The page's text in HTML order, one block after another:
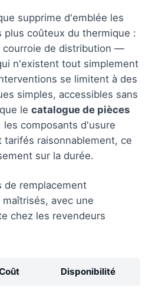
supprime d'emblée les
coûteux du thermique :
courroie de distribution —
n'existent tout simplement
se limitent à des
simples, accessibles sans
le catalogue de pièces
les composants d'usure
raisonnablement, ce
sur la durée.
de remplacement
avec une
chez les revendeurs
Disponibilité